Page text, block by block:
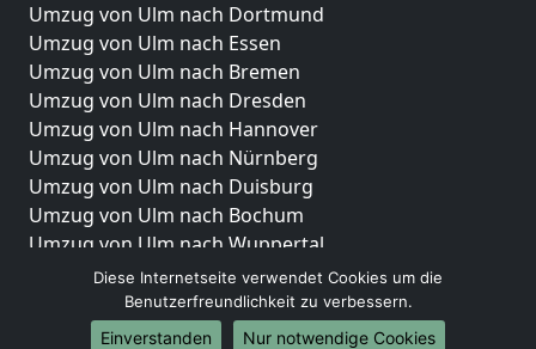
Umzug von Ulm nach Dortmund
Umzug von Ulm nach Essen
Umzug von Ulm nach Bremen
Umzug von Ulm nach Dresden
Umzug von Ulm nach Hannover
Umzug von Ulm nach Nürnberg
Umzug von Ulm nach Duisburg
Umzug von Ulm nach Bochum
Umzug von Ulm nach Wuppertal
Umzug von Ulm nach Bielefeld
Umzug von Ulm nach Bonn
Umzug von Ulm nach Münster
Diese Internetseite verwendet Cookies um die
Benutzerfreundlichkeit zu verbessern.
Einverstanden
Nur notwendige Cookies